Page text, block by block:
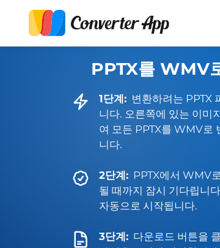
PPTX를 WMV
1단계: 변환하려는 PPTX
니다. 오른쪽에 있는 이미
여 모든 PPTX를 WMV로
니다.
2단계: PPTX에서 WMV
될 때까지 잠시 기다립니
자동으로 시작됩니다.
3단계: 다운로드 버튼을